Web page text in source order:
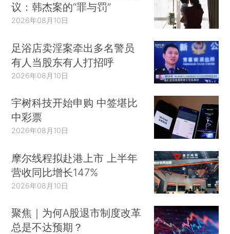
议：韩杰案的“罪与罚”
2026年08月10日
足浴店卖淫案牵出多名警员
有人当股东有人打招呼
2026年08月10日
宇树科技开始申购 中签堪比
中彩票
2026年08月10日
摩尔线程拟赴港上市 上半年
营收同比增长147%
2026年08月10日
聚焦｜为何A股退市制度改革
总是不达预期？